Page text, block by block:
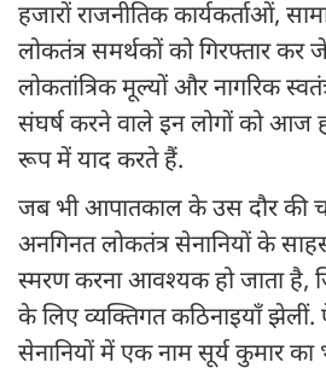
हजारों राजनीतिक कार्यकर्ताओं,
लोकतंत्र समर्थकों को गिरफ्तार कर
लोकतांत्रिक मूल्यों और नागरिक
संघर्ष करने वाले इन लोगों को आज
रूप में याद करते हैं.
जब भी आपातकाल के उस दौर की
अनगिनत लोकतंत्र सेनानियों के
स्मरण करना आवश्यक हो जाता है,
के लिए व्यक्तिगत कठिनाइयाँ झेलीं.
सेनानियों में एक नाम सूर्य कुमार का